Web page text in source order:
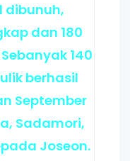
dibunuh,
dan 180
140
berhasil
September
Sadamori,
Joseon.